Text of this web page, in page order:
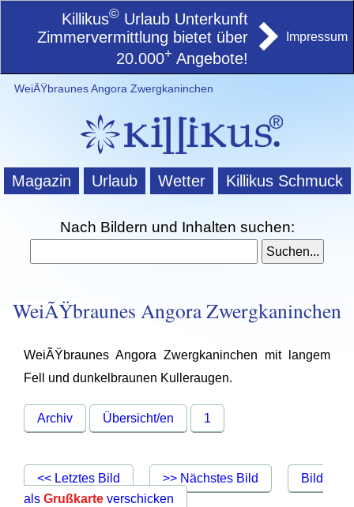
Killikus© Urlaub Unterkunft
Zimmervermittlung bietet über
20.000+ Angebote!
Impressum
WeiÃŸbraunes Angora Zwergkaninchen
Magazin Urlaub Wetter Killikus Schmuck
Nach Bildern und Inhalten suchen:
WeiÃŸbraunes Angora Zwergkaninchen
WeiÃŸbraunes Angora Zwergkaninchen mit langem
Fell und dunkelbraunen Kulleraugen.
Archiv Übersicht/en 1
<< Letztes Bild >> Nächstes Bild
Bild
alsGrußkarte verschicken